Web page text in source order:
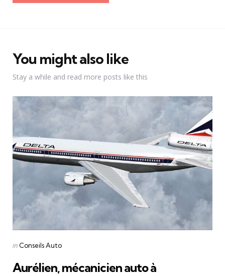
You might also like
Stay a while and read more posts like this
Categories
Posted
in Conseils Auto
Aurélien, mécanicien auto à